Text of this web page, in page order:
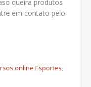
queira produtos
em contato pelo
online Esportes